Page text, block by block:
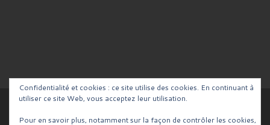
Confidentialité et cookies : ce site utilise des cookies. En continuant à
utiliser ce site Web, vous acceptez leur utilisation.
Pour en savoir plus, notamment sur la façon de contrôler les cookies,